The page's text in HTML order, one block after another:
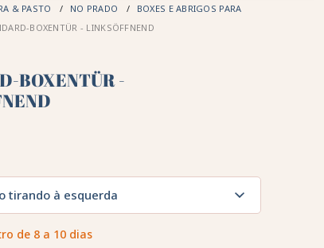
& PASTO NO PRADO
BOXES E ABRIGOS PARA
BOXENTÜR - LINKSÖFFNEND
BOXENTÜR -
tirando à esquerda
de 8 a 10 dias